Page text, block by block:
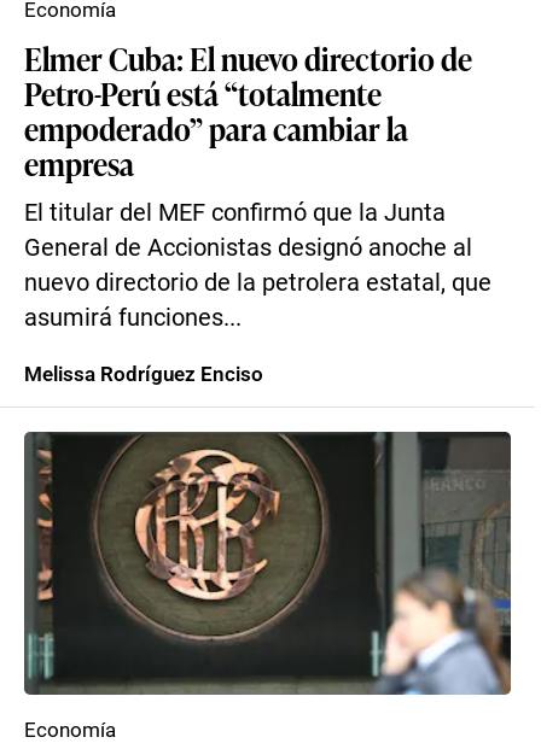
Elmer Cuba: El nuevo directorio de
Petro-Perú está “totalmente
empoderado” para cambiar la
empresa
El titular del MEF confirmó que la Junta
General de Accionistas designó anoche al
nuevo directorio de la petrolera estatal, que
asumirá funciones...
Economía
Melissa Rodríguez Enciso
Economía